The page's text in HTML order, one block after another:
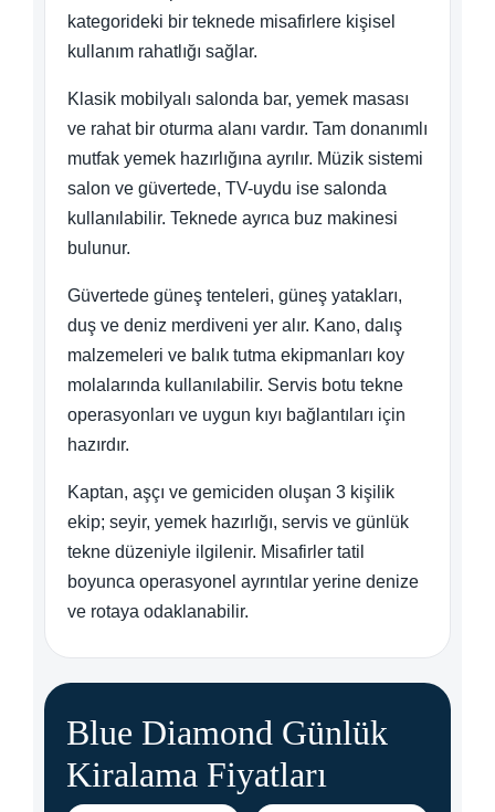
kategorideki bir teknede misafirlere kişisel
kullanım rahatlığı sağlar.
Klasik mobilyalı salonda bar, yemek masası
ve rahat bir oturma alanı vardır. Tam donanımlı
mutfak yemek hazırlığına ayrılır. Müzik sistemi
salon ve güvertede, TV-uydu ise salonda
kullanılabilir. Teknede ayrıca buz makinesi
bulunur.
Güvertede güneş tenteleri, güneş yatakları,
duş ve deniz merdiveni yer alır. Kano, dalış
malzemeleri ve balık tutma ekipmanları koy
molalarında kullanılabilir. Servis botu tekne
operasyonları ve uygun kıyı bağlantıları için
hazırdır.
Kaptan, aşçı ve gemiciden oluşan 3 kişilik
ekip; seyir, yemek hazırlığı, servis ve günlük
tekne düzeniyle ilgilenir. Misafirler tatil
boyunca operasyonel ayrıntılar yerine denize
ve rotaya odaklanabilir.
Blue Diamond Günlük
Kiralama Fiyatları